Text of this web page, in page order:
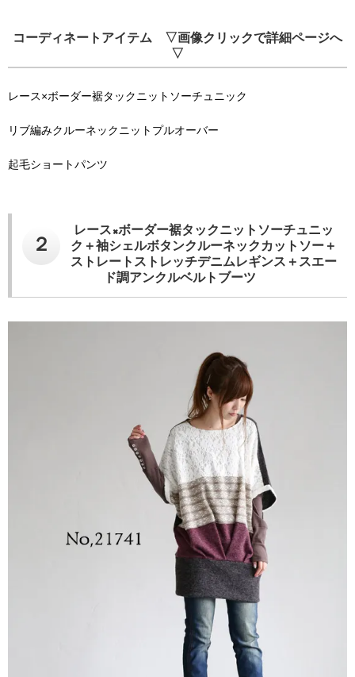
コーディネートアイテム ▽画像クリックで詳細ページへ
▽
レース×ボーダー裾タックニットソーチュニック
リブ編みクルーネックニットプルオーバー
起毛ショートパンツ
２
レース×ボーダー裾タックニットソーチュニッ
ク＋袖シェルボタンクルーネックカットソー＋
ストレートストレッチデニムレギンス＋スエー
ド調アンクルベルトブーツ